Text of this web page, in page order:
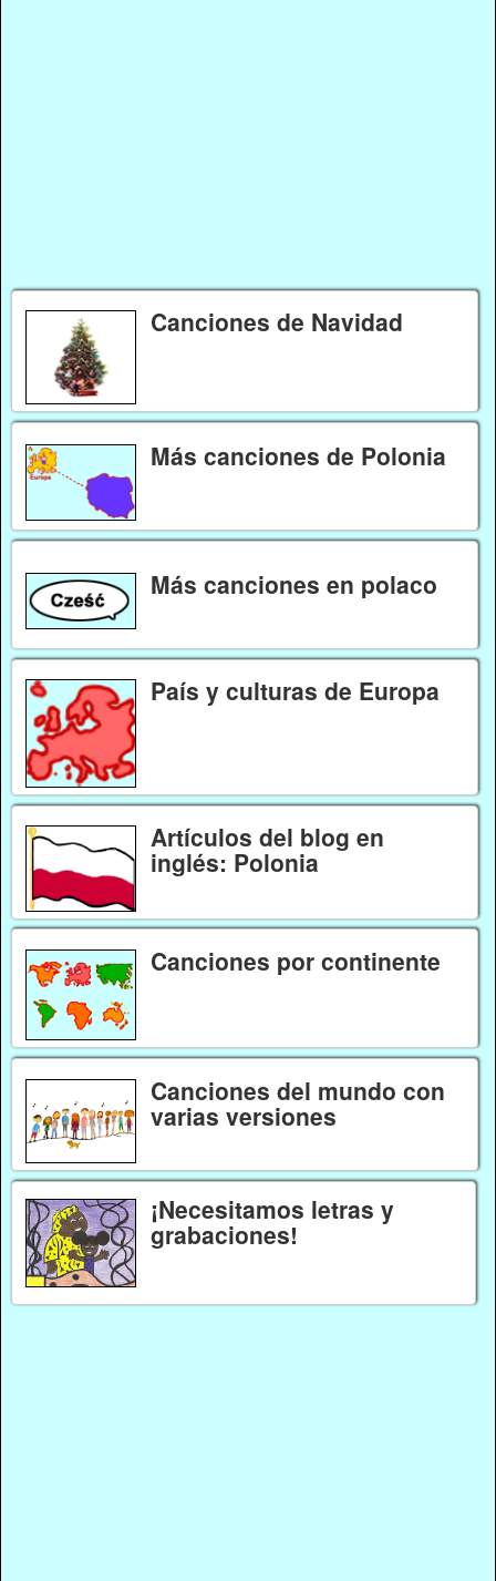
Canciones de Navidad
Más canciones de Polonia
Más canciones en polaco
País y culturas de Europa
Artículos del blog en
inglés: Polonia
Canciones por continente
Canciones del mundo con
varias versiones
¡Necesitamos letras y
grabaciones!